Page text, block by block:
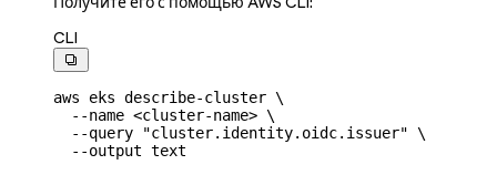
CLI

aws eks describe-cluster \
  --name
<cluster-name> \
  --query
"cluster.identity.oidc.issuer" \
  --output
text